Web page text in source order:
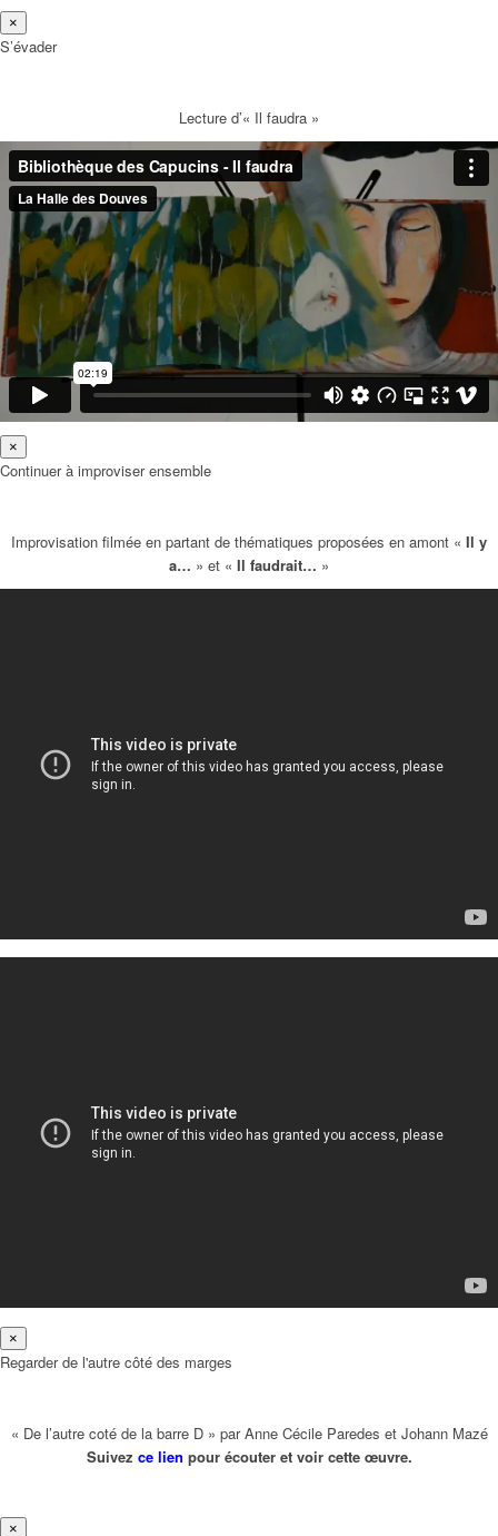
×
S’évader
Lecture d’« Il faudra »
×
Continuer à improviser ensemble
Improvisation filmée en partant de thématiques proposées en amont « Il y
a… » et « Il faudrait… »
×
Regarder de l'autre côté des marges
« De l’autre coté de la barre D » par Anne Cécile Paredes et Johann Mazé
Suivez ce lien pour écouter et voir cette œuvre.
×